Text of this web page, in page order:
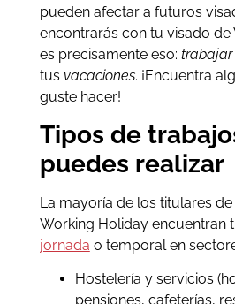
pueden afectar a futuros
encontrarás con tu visado
es precisamente eso: trabajar
tus vacaciones. ¡Encuentra
guste hacer!
Tipos de
puedes realizar
La mayoría de los titulares
Working Holiday encuentran
jornada o temporal en
Hostelería y servicios
pensiones, cafeterías,